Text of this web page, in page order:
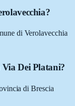
di Verolavecchia
Dei Platani?
di Brescia